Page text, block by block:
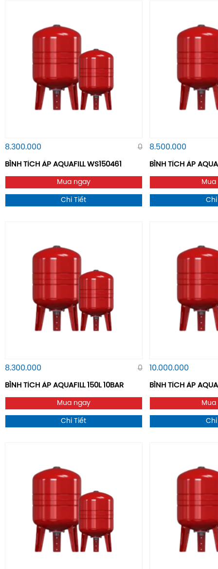
8.300.000 0
BÌNH TÍCH ÁP AQUAFILL WS150461
Mua ngay
Chi Tiết
8.500.000
BÌNH TÍCH ÁP
Mua
8.300.000 0
BÌNH TÍCH ÁP AQUAFILL 150L 10BAR
Mua ngay
Chi Tiết
10.000.000
BÌNH TÍCH ÁP